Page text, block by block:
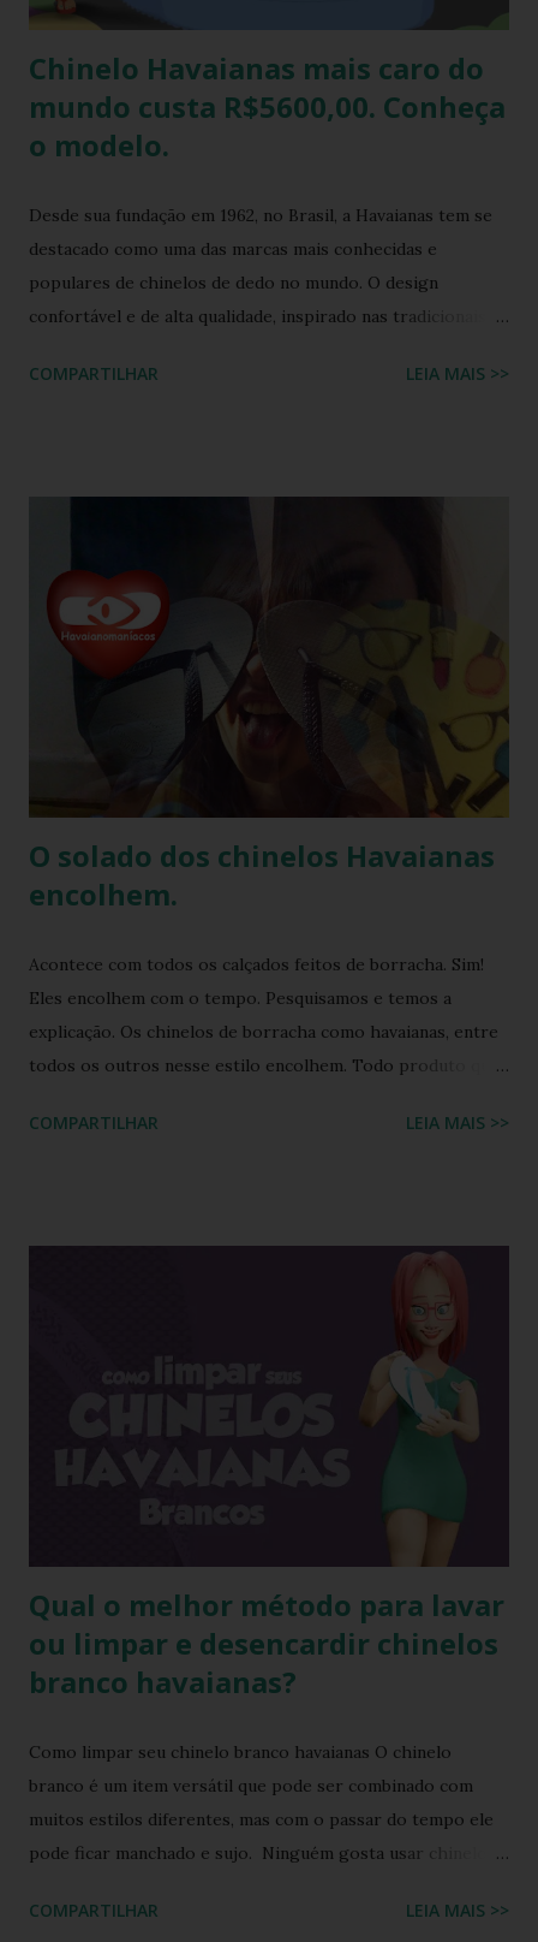
Chinelo Havaianas mais caro do
mundo custa R$5600,00. Conheça
o modelo.
Desde sua fundação em 1962, no Brasil, a Havaianas tem se
destacado como uma das marcas mais conhecidas e
populares de chinelos de dedo no mundo. O design
confortável e de alta qualidade, inspirado nas tradicionais
coração dos consumidores em todo o mundo. Hoje, a marca
também oferece bolsas, mochilas e acessórios, solidificando
sua presença na moda e na cultura popular. A Havaianas tem
colaborado com diversas marcas e celebridades ao longo
dos anos, criando coleções limitadas e edições especiais de
seus produtos. Amplamente conhecida por seus esforços
de responsabilidade social e ambiental, a havaianas
COMPARTILHAR LEIA MAIS >>
O solado dos chinelos Havaianas
encolhem.
Acontece com todos os calçados feitos de borracha. Sim!
Eles encolhem com o tempo. Pesquisamos e temos a
explicação. Os chinelos de borracha como havaianas, entre
todos os outros nesse estilo encolhem. Todo produto que
tanto do calor quanto do frio, ou seja, durante o processo
será molhado e exposto ao sol, sendo assim o chinelo pode
encolher de 1 a 2 cm. A comprovação é simples, se você
utilizar o chinelo adquirido no ano passado você verá que
ele está mais justo ao seu pé e se comprar um novo e
medir com o antigo a diferença irá aparecer também,
portanto não se assustem, chinelo de borracha encolhe
chi...
COMPARTILHAR LEIA MAIS >>
Qual o melhor método para lavar
ou limpar e desencardir chinelos
branco havaianas?
Como limpar seu chinelo branco havaianas O chinelo
branco é um item versátil que pode ser combinado com
muitos estilos diferentes, mas com o passar do tempo ele
pode ficar manchado e sujo. Ninguém gosta usar chinelo
branca ou alguma cor clara, principalmente os chinelos
COMPARTILHAR LEIA MAIS >>